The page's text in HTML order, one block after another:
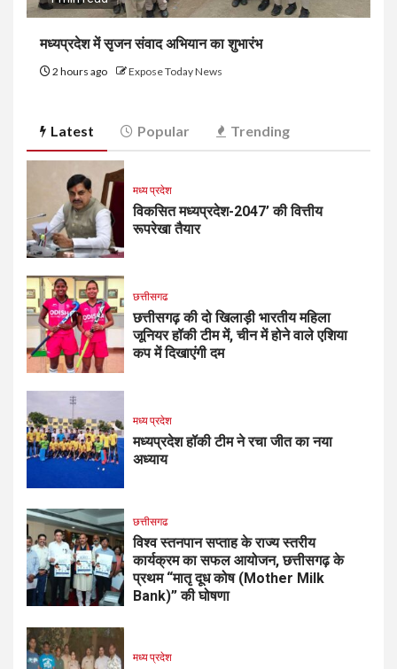
मध्यप्रदेश में सृजन संवाद अभियान का शुभारंभ
2 hours ago Expose Today News
Latest Popular Trending
मध्य प्रदेश
विकसित मध्यप्रदेश-2047’ की वित्तीय
रूपरेखा तैयार
छत्तीसगढ
छत्तीसगढ़ की दो खिलाड़ी भारतीय महिला
जूनियर हॉकी टीम में, चीन में होने वाले एशिया
कप में दिखाएंगी दम
मध्य प्रदेश
मध्यप्रदेश हॉकी टीम ने रचा जीत का नया
अध्याय
छत्तीसगढ
विश्व स्तनपान सप्ताह के राज्य स्तरीय
कार्यक्रम का सफल आयोजन, छत्तीसगढ़ के
प्रथम “मातृ दूध कोष (Mother Milk
Bank)” की घोषणा
मध्य प्रदेश